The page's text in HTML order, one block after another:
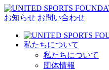
お知らせ お問い合わせ
私たちについて
私たちについて
団体情報